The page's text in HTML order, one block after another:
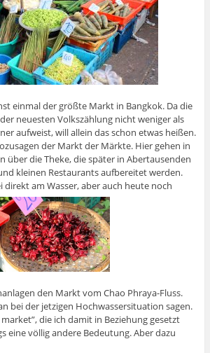
einmal der größte Markt in Bangkok. Da die
neuesten Volkszählung nicht weniger als
aufweist, will allein das schon etwas heißen.
der Markt der Märkte. Hier gehen in
über die Theke, die später in Abertausenden
kleinen Restaurants aufbereitet werden.
direkt am Wasser, aber auch heute noch
den Markt vom Chao Phraya-Fluss.
bei der jetzigen Hochwassersituation sagen.
die ich damit in Beziehung gesetzt
eine völlig andere Bedeutung. Aber dazu